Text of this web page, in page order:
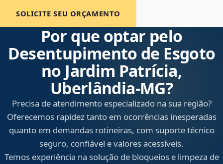
SOLICITE SEU ORÇAMENTO
Por que optar pelo
Desentupimento de Esgoto
no Jardim Patrícia,
Uberlândia‑MG?
Precisa de atendimento especializado na sua região?
Oferecemos rapidez tanto em ocorrências inesperadas
quanto em demandas rotineiras, com suporte técnico
seguro, confiável e valores acessíveis.
Temos experiência na solução de bloqueios e limpeza de